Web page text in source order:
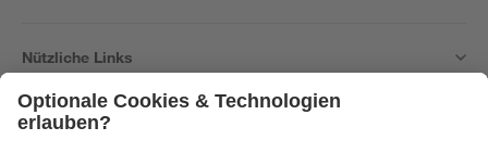
Nützliche Links